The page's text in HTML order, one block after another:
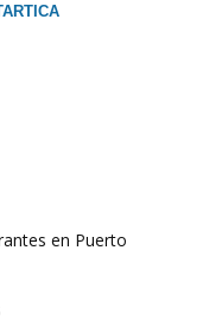
en Puerto